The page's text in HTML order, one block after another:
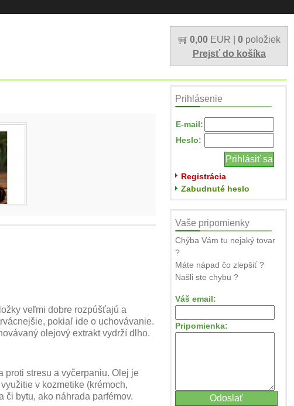
0,00 EUR | 0 položiek
Prejsť do košíka
veľmi dobre rozpúšťajú a
pokiaľ ide o uchovávanie.
olejový extrakt vydrží dlho.
proti stresu a vyčerpaniu. Olej je
v kozmetike (krémoch,
či bytu, ako náhrada parfémov.
Prihlásenie
E-mail:
Heslo:
Registrácia
Zabudnuté heslo
Vaše pripomienky
Chýba Vám tu nejaký tovar
?
Máte nápad čo zlepšiť ?
Našli ste chybu ?
Váš email:
Pripomienka: